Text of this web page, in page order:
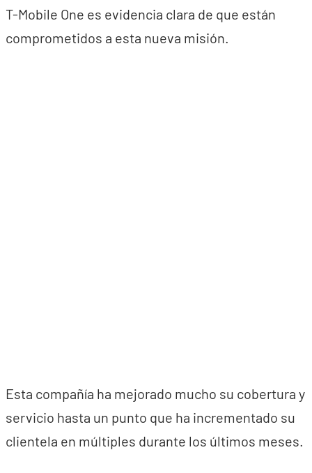
T-Mobile One es evidencia clara de que están
comprometidos a esta nueva misión.
Esta compañía ha mejorado mucho su cobertura y
servicio hasta un punto que ha incrementado su
clientela en múltiples durante los últimos meses.